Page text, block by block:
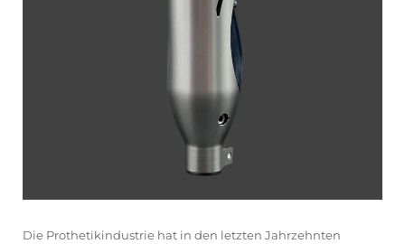
Die Prothetikindustrie hat in den letzten Jahrzehnten